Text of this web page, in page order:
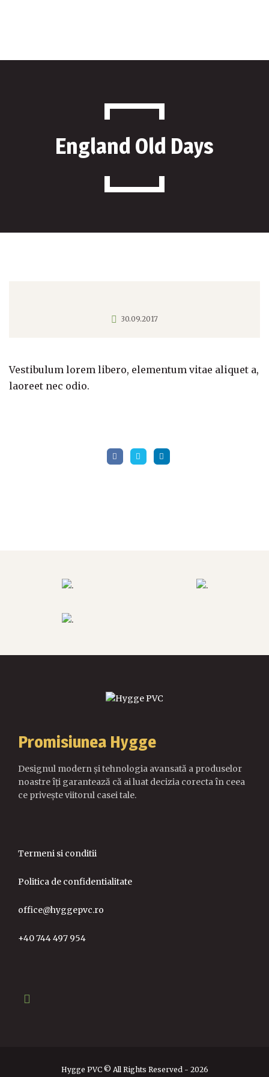
Despre Noi
England Old Days
30.09.2017
Vestibulum lorem libero, elementum vitae aliquet a,
laoreet nec odio.
Promisiunea Hygge
Designul modern și tehnologia avansată a produselor
noastre îți garantează că ai luat decizia corecta în ceea
ce privește viitorul casei tale.
Termeni si conditii
Politica de confidentialitate
office@hyggepvc.ro
+40 744 497 954
Hygge PVC © All Rights Reserved - 2026